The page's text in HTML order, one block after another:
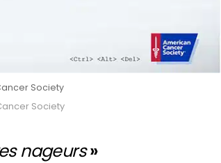
Society
Society
nageurs»